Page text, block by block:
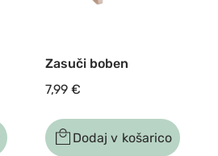
Zasuči boben
7,99€
Dodaj v košarico